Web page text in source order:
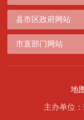
县市区政府网站
市直部门网站
地
主办单位